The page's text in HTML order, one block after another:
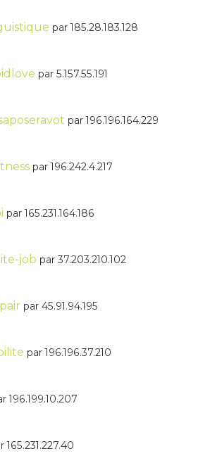
par 185.28.183.128
par 5.157.55.191
par 196.196.164.229
par 196.242.4.217
par 165.231.164.186
job par 37.203.210.102
par 45.91.94.195
par 196.196.37.210
196.199.10.207
165.231.227.40